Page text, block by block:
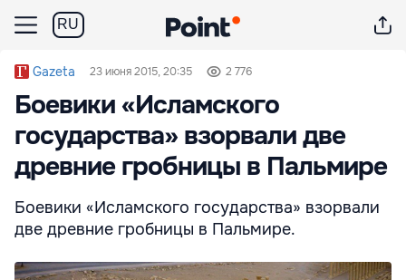
RU
Gazeta 23 июня 2015, 20:35 2 776
Боевики «Исламского
государства» взорвали две
древние гробницы в Пальмире
Боевики «Исламского государства» взорвали
две древние гробницы в Пальмире.